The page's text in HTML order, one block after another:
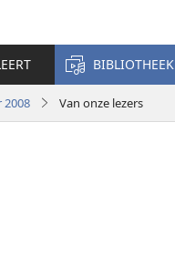
BIBLIOTHEEK
Van onze lezers